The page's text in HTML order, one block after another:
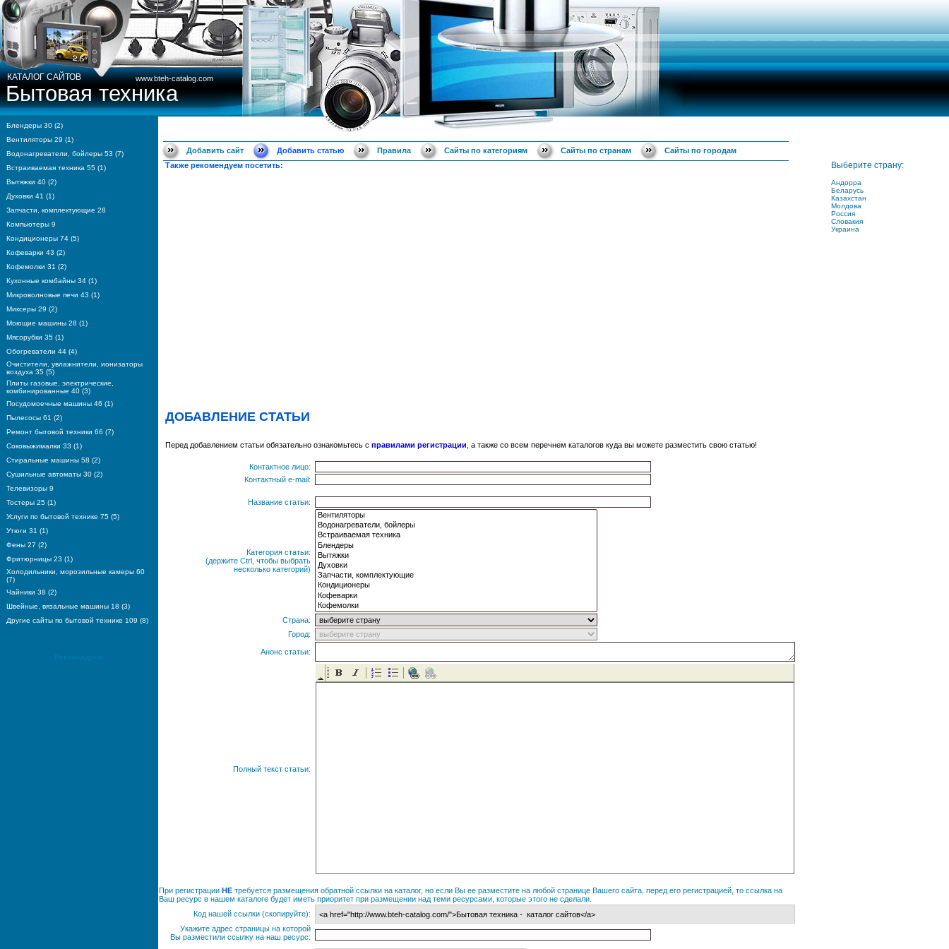
Бытовая техника
www.bteh-catalog.com
КАТАЛОГ САЙТОВ
Блендеры 30 (2)
Вентиляторы 29 (1)
Водонагреватели, бойлеры 53 (7)
Встраиваемая техника 55 (1)
Вытяжки 40 (2)
Духовки 41 (1)
Запчасти, комплектующие 28
Компьютеры 9
Кондиционеры 74 (5)
Кофеварки 43 (2)
Кофемолки 31 (2)
Кухонные комбайны 34 (1)
Микроволновые печи 43 (1)
Миксеры 29 (2)
Моющие машины 28 (1)
Мясорубки 35 (1)
Обогреватели 44 (4)
Очистители, увлажнители, ионизаторы
воздуха 35 (5)
Плиты газовые, электрические,
комбинированные 40 (3)
Посудомоечные машины 46 (1)
Пылесосы 61 (2)
Ремонт бытовой техники 66 (7)
Соковыжималки 33 (1)
Стиральные машины 58 (2)
Сушильные автоматы 30 (2)
Телевизоры 9
Тостеры 25 (1)
Услуги по бытовой технике 75 (5)
Утюги 31 (1)
Фены 27 (2)
Фритюрницы 23 (1)
Холодильники, морозильные камеры 60
(7)
Чайники 38 (2)
Швейные, вязальные машины 18 (3)
Другие сайты по бытовой технике 109 (8)
Добавить сайт Добавить статью Правила Сайты по категориям Сайты по странам
Сайты по городам
Также рекомендуем посетить:
ДОБАВЛЕНИЕ СТАТЬИ
Перед добавлением статьи обязательно ознакомьтесь с правилами регистрации , а также со всем перечнем каталогов куда вы можете разместить свою статью!
Контактное лицо:
Контактный e-mail:
Название статьи:
Категория статьи:
(держите Ctrl, чтобы выбрать
несколько категорий)
Страна:
Город:
Анонс статьи:
Полный текст статьи:
При регистрации НЕ требуется размещения обратной ссылки на каталог, но если Вы ее разместите на любой странице Вашего сайта, перед его регистрацией, то ссылка на
Ваш ресурс в нашем каталоге будет иметь приоритет при размещении над теми ресурсами, которые этого не сделали.
Код нашей ссылки (скопируйте):
Укажите адрес страницы на которой
Вы разместили ссылку на наш ресурс:
Выберите страну:
Андорра
Беларусь
Казахстан
Молдова
Россия
Словакия
Украина